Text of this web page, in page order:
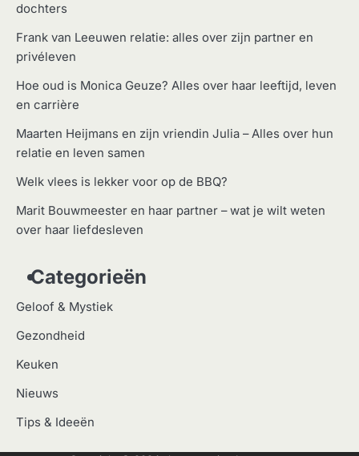
dochters
Frank van Leeuwen relatie: alles over zijn partner en
privéleven
Hoe oud is Monica Geuze? Alles over haar leeftijd, leven
en carrière
Maarten Heijmans en zijn vriendin Julia – Alles over hun
relatie en leven samen
Welk vlees is lekker voor op de BBQ?
Marit Bouwmeester en haar partner – wat je wilt weten
over haar liefdesleven
Categorieën
Geloof & Mystiek
Gezondheid
Keuken
Nieuws
Tips & Ideeën